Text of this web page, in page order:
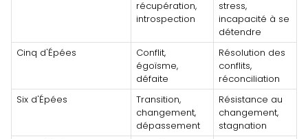
récupération,
introspection
stress,
incapacité à se
détendre
Cinq d'Épées
Conflit,
égoïsme,
défaite
Résolution des
conflits,
réconciliation
Six d'Épées
Transition,
changement,
dépassement
Résistance au
changement,
stagnation